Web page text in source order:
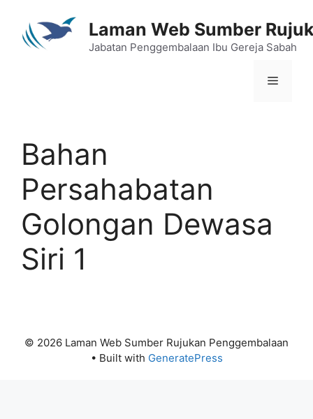
content
Laman Web Sumber
Jabatan Penggembalaan Ibu Gereja Sabah
Menu
Bahan
Persahabatan
Golongan Dewasa
Siri 1
© 2026 Laman Web Sumber Rujukan Penggembalaan
• Built with GeneratePress